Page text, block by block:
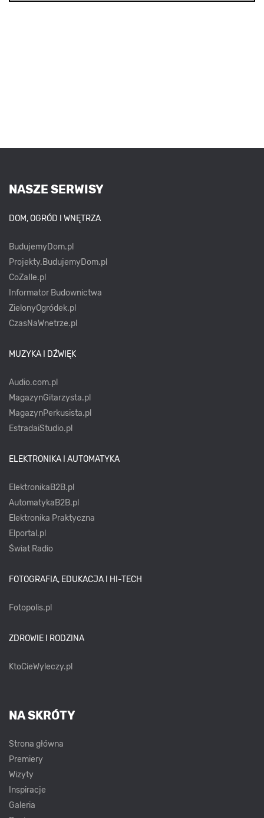
NASZE SERWISY
DOM, OGRÓD I WNĘTRZA
BudujemyDom.pl
Projekty.BudujemyDom.pl
CoZaIle.pl
Informator Budownictwa
ZielonyOgródek.pl
CzasNaWnetrze.pl
MUZYKA I DŹWIĘK
Audio.com.pl
MagazynGitarzysta.pl
MagazynPerkusista.pl
EstradaiStudio.pl
ELEKTRONIKA I AUTOMATYKA
ElektronikaB2B.pl
AutomatykaB2B.pl
Elektronika Praktyczna
Elportal.pl
Świat Radio
FOTOGRAFIA, EDUKACJA I HI-TECH
Fotopolis.pl
ZDROWIE I RODZINA
KtoCieWyleczy.pl
NA SKRÓTY
Strona główna
Premiery
Wizyty
Inspiracje
Galeria